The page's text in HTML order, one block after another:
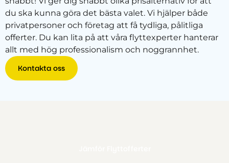
du ska kunna göra det bästa valet. Vi hjälper både
privatpersoner och företag att få tydliga, pålitliga
offerter. Du kan lita på att våra flyttexperter hanterar
allt med hög professionalism och noggrannhet.
Kontakta oss